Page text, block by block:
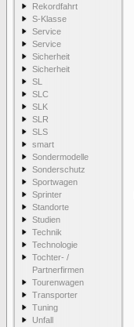
Rekordfahrt
S-Klasse
Service
Service
Sicherheit
Sicherheit
SL
SLC
SLK
SLR
SLS
smart
Sondermodelle
Sonderschutz
Sportwagen
Sprinter
Standorte
Studien
Technik
Technologie
Tochter- /
Partnerfirmen
Tourenwagen
Transporter
Tuning
Unfall